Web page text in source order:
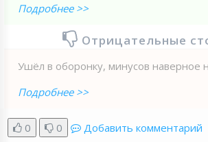
Подробнее >>
Отрицательные
Ушёл в оборонку, минусов наверное
Подробнее >>
0 0 Добавить комментарий